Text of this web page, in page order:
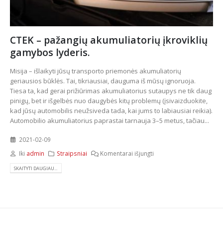
CTEK – pažangių akumuliatorių įkroviklių
gamybos lyderis.
Misija – išlaikyti jūsų transporto priemonės akumuliatorių
geriausios būklės. Tai, tikriausiai, dauguma iš mūsų ignoruoja.
Tiesa ta, kad gerai prižiūrimas akumuliatorius sutaupys ne tik daug
pinigų, bet ir išgelbės nuo daugybės kitų problemų (įsivaizduokite,
kad jūsų automobilis neužsiveda tada, kai jums to labiausiai reikia).
Automobilio akumuliatorius paprastai tarnauja 3–5 metus, tačiau...
2021-02-09
Iki admin Straipsniai Komentarai išjungti
SKAITYTI DAUGIAU...